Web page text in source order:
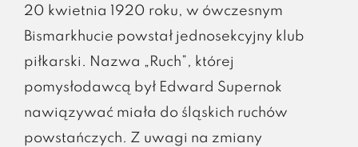
20 kwietnia 1920 roku, w ówczesnym
Bismarkhucie powstał jednosekcyjny klub
piłkarski. Nazwa „Ruch”, której
pomysłodawcą był Edward Supernok
nawiązywać miała do śląskich ruchów
powstańczych. Z uwagi na zmiany